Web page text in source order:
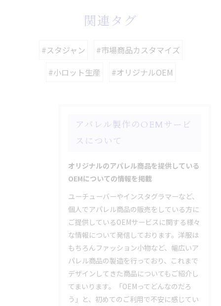
関連タグ
#スタジャン
#市場商品カスタマイズ
#小ロット生産
#オリジナルOEM
アパレル製作のOEMサービ
スについて
オリジナルのアパレル商品を提供している
OEMについての情報を掲載
ユーチューバーやインスタグラマーなど、
個人でアパレル商品の販売をしている方に
ご提供しているOEMサービスに関する様々
な情報について発信しております。洋服は
もちろんファッション小物など、幅広いア
パレル商品の製造を行っており、これまで
デザインしてきた商品についてもご紹介し
てまいります。「OEMってどんなのだろ
う」と、初めてのご利用で不安に感じてい